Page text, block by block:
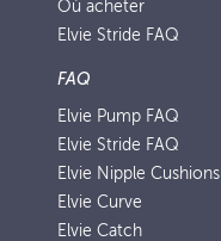
Où acheter
Elvie Stride FAQ
FAQ
Elvie Pump FAQ
Elvie Stride FAQ
Elvie Nipple Cushions
Elvie Curve
Elvie Catch